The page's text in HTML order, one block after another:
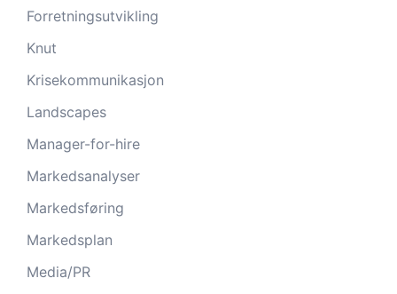
Forretningsutvikling
Knut
Krisekommunikasjon
Landscapes
Manager-for-hire
Markedsanalyser
Markedsføring
Markedsplan
Media/PR